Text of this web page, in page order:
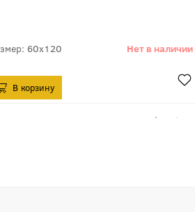
60x120